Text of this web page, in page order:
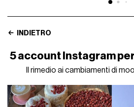
INDIETRO
5 account Instagram
Il rimedio ai cambiamenti di